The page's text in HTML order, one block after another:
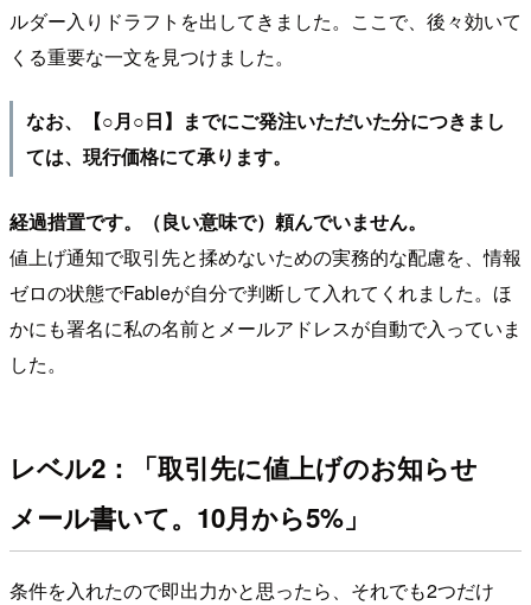
ルダー入りドラフトを出してきました。ここで、後々効いて
くる重要な一文を見つけました。
なお、【○月○日】までにご発注いただいた分につきまし
ては、現行価格にて承ります。
経過措置です。（良い意味で）頼んでいません。
値上げ通知で取引先と揉めないための実務的な配慮を、情報
ゼロの状態でFableが自分で判断して入れてくれました。ほ
かにも署名に私の名前とメールアドレスが自動で入っていま
した。
レベル2：「取引先に値上げのお知らせ
メール書いて。10月から5%」
条件を入れたので即出力かと思ったら、それでも2つだけ